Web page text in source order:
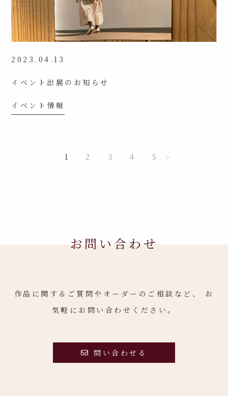
2023.04.13
イベント出展のお知らせ
イベント情報
1 2 3 4 5 >
お問い合わせ
作品に関するご質問やオーダーのご相談など、
お
気軽にお問い合わせください。
問い合わせる